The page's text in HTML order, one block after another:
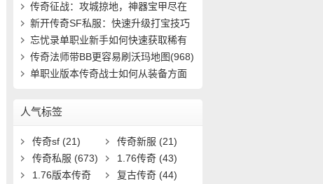
速成(4816)
传奇征战：攻城掠地，神器宝甲尽在
掌握(401)
新开传奇SF私服：快速升级打宝技巧
有哪些(912)
忘忧录单职业新手如何快速获取稀有
装备并提(661)
传奇法师带BB更容易刷沃玛地图(968)
单职业版本传奇战士如何从装备方面
人气标签
传奇sf (21) 传奇新服 (21)
传奇私服 (673) 1.76传奇 (43)
1.76版本传奇
复古传奇 (44)